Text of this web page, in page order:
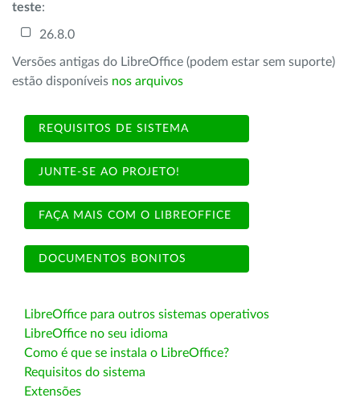
teste:
26.8.0
Versões antigas do LibreOffice (podem estar sem suporte)
estão disponíveis nos arquivos
REQUISITOS DE SISTEMA
JUNTE-SE AO PROJETO!
FAÇA MAIS COM O LIBREOFFICE
DOCUMENTOS BONITOS
LibreOffice para outros sistemas operativos
LibreOffice no seu idioma
Como é que se instala o LibreOffice?
Requisitos do sistema
Extensões